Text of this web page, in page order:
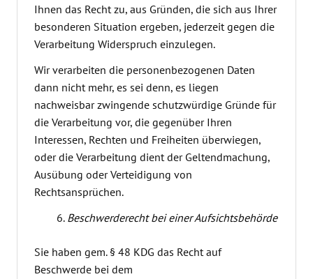
Ihnen das Recht zu, aus Gründen, die sich aus Ihrer
besonderen Situation ergeben, jederzeit gegen die
Verarbeitung Widerspruch einzulegen.
Wir verarbeiten die personenbezogenen Daten
dann nicht mehr, es sei denn, es liegen
nachweisbar zwingende schutzwürdige Gründe für
die Verarbeitung vor, die gegenüber Ihren
Interessen, Rechten und Freiheiten überwiegen,
oder die Verarbeitung dient der Geltendmachung,
Ausübung oder Verteidigung von
Rechtsansprüchen.
Beschwerderecht bei einer Aufsichtsbehörde
Sie haben gem. § 48 KDG das Recht auf
Beschwerde bei dem